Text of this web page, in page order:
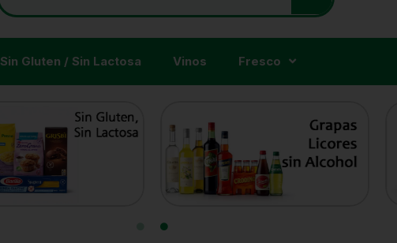
Sin Gluten / Sin Lactosa Vinos Fresco